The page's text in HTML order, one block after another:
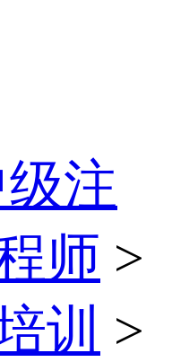
注
师 >
训 >